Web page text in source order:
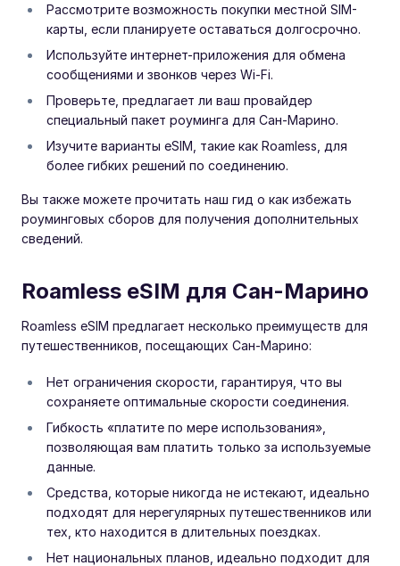
Рассмотрите возможность покупки местной SIM-
карты, если планируете оставаться долгосрочно.
Используйте интернет-приложения для обмена
сообщениями и звонков через Wi-Fi.
Проверьте, предлагает ли ваш провайдер
специальный пакет роуминга для Сан-Марино.
Изучите варианты eSIM, такие как Roamless, для
более гибких решений по соединению.
Вы также можете прочитать наш гид о как избежать
роуминговых сборов для получения дополнительных
сведений.
Roamless eSIM для Сан-Марино
Roamless eSIM предлагает несколько преимуществ для
путешественников, посещающих Сан-Марино:
Нет ограничения скорости, гарантируя, что вы
сохраняете оптимальные скорости соединения.
Гибкость «платите по мере использования»,
позволяющая вам платить только за используемые
данные.
Средства, которые никогда не истекают, идеально
подходят для нерегулярных путешественников или
тех, кто находится в длительных поездках.
Нет национальных планов, идеально подходит для